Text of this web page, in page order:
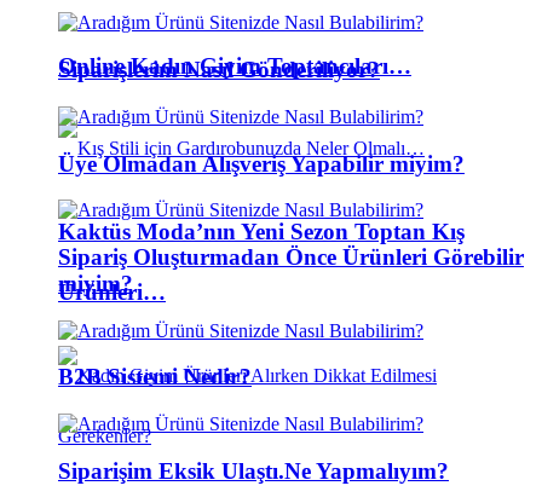
Online Kadın Giyim Toptancıları…
Kaktüs Moda’nın Yeni Sezon Toptan Kış
Ürünleri…
Siparişlerim Nasıl Gönderiliyor?
Üye Olmadan Alışveriş Yapabilir miyim?
Sipariş Oluşturmadan Önce Ürünleri Görebilir
miyim?
B2B Sistemi Nedir?
Siparişim Eksik Ulaştı.Ne Yapmalıyım?